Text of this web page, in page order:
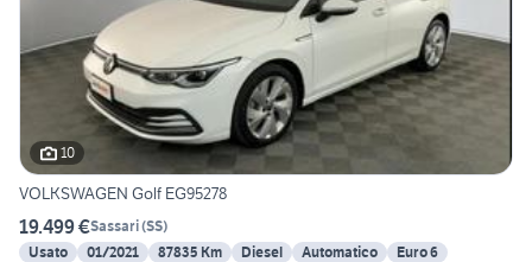
10
VOLKSWAGEN Golf EG95278
19.499 €Sassari(SS)
Usato
01/2021 87835 Km Diesel Automatico
Euro 6